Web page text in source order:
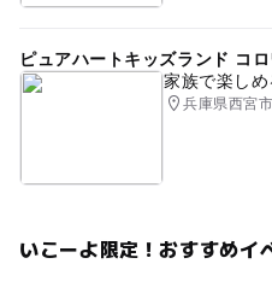
ピュアハートキッズランド コ
家族で楽しめ
兵庫県西宮市
いこーよ限定！おすすめイ